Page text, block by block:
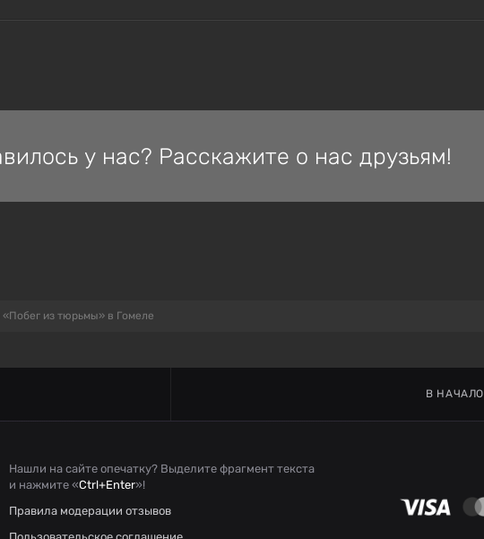
у нас? Расскажите о нас друзьям!
из тюрьмы» в Гомеле
В НАЧАЛО
Нашли на сайте опечатку? Выделите фрагмент текста
и нажмите «Ctrl+Enter»!
Правила модерации отзывов